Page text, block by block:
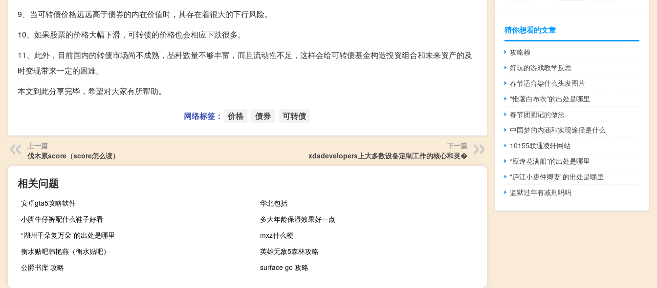
9、当可转债价格远远高于债券的内在价值时，其存在着很大的下行风险。
10、如果股票的价格大幅下滑，可转债的价格也会相应下跌很多。
11、此外，目前国内的转债市场尚不成熟，品种数量不够丰富，而且流动性不足，这样会给可转债基金构造投资组合和未来资产的及
时变现带来一定的困难。
本文到此分享完毕，希望对大家有所帮助。
网络标签： 价格 债券 可转债
上一篇
伐木累score（score怎么读）
下一篇
xdadevelopers上大多数设备定制工作的核心和灵�
相关问题
安卓gta5攻略软件
华北包括
小脚牛仔裤配什么鞋子好看
多大年龄保湿效果好一点
“湖州千朵复万朵”的出处是哪里
mxz什么梗
衡水贴吧韩艳燕（衡水贴吧）
英雄无敌5森林攻略
公爵书库 攻略
surface go 攻略
猜你想看的文章
攻略赖
好玩的游戏教学反思
春节适合染什么头发图片
“惟著白布衣”的出处是哪里
春节团圆记的做法
中国梦的内涵和实现途径是什么
10155联通凌轩网站
“应逢花满船”的出处是哪里
“庐江小吏仲卿妻”的出处是哪里
监狱过年有减刑吗吗